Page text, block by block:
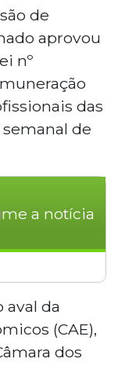
de
aprovou
nº
das
de
a notícia
para
de 20
pela
prevê
de
aval da
(CAE),
dos